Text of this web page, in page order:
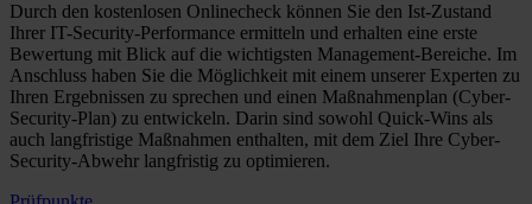
Durch den kostenlosen Onlinecheck können Sie den Ist-Zustand
Ihrer IT-Security-Performance ermitteln und erhalten eine erste
Bewertung mit Blick auf die wichtigsten Management-Bereiche. Im
Anschluss haben Sie die Möglichkeit mit einem unserer Experten zu
Ihren Ergebnissen zu sprechen und einen Maßnahmenplan (Cyber-
Security-Plan) zu entwickeln. Darin sind sowohl Quick-Wins als
auch langfristige Maßnahmen enthalten, mit dem Ziel Ihre Cyber-
Security-Abwehr langfristig zu optimieren.